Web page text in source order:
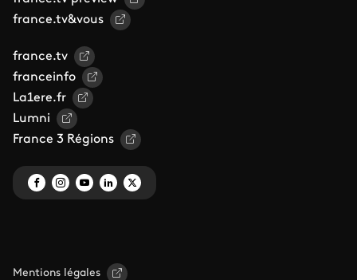
france.tv&vous
france.tv
franceinfo
La1ere.fr
Lumni
France 3 Régions
Mentions légales